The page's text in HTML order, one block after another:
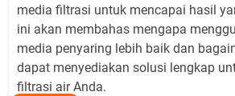
media filtrasi untuk mencapai hasil
ini akan membahas mengapa
media penyaring lebih baik dan
dapat menyediakan solusi lengkap
filtrasi air Anda.